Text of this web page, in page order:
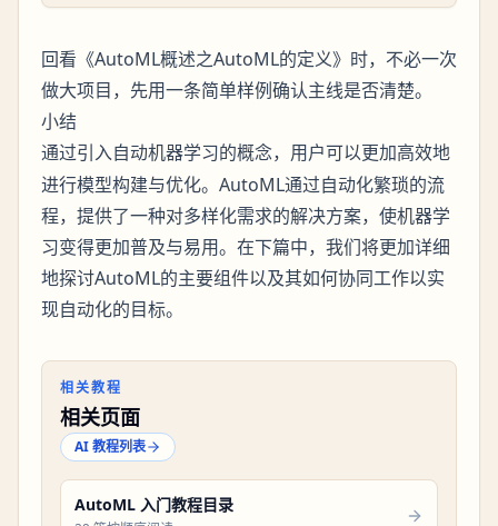
回看《AutoML概述之AutoML的定义》时，不必一次
做大项目，先用一条简单样例确认主线是否清楚。
小结
通过引入自动机器学习的概念，用户可以更加高效地
进行模型构建与优化。AutoML通过自动化繁琐的流
程，提供了一种对多样化需求的解决方案，使机器学
习变得更加普及与易用。在下篇中，我们将更加详细
地探讨AutoML的主要组件以及其如何协同工作以实
现自动化的目标。
相关教程
相关页面
AI 教程列表
AutoML 入门教程目录